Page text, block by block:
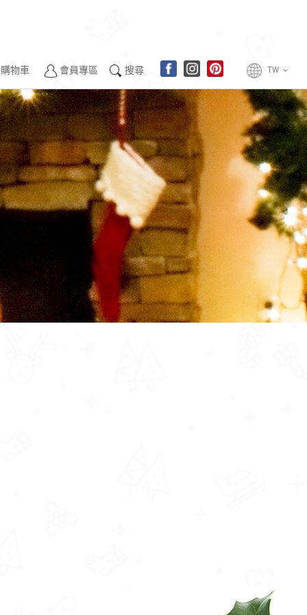
購物車 會員專區 搜尋 TW keyboard_arrow_down